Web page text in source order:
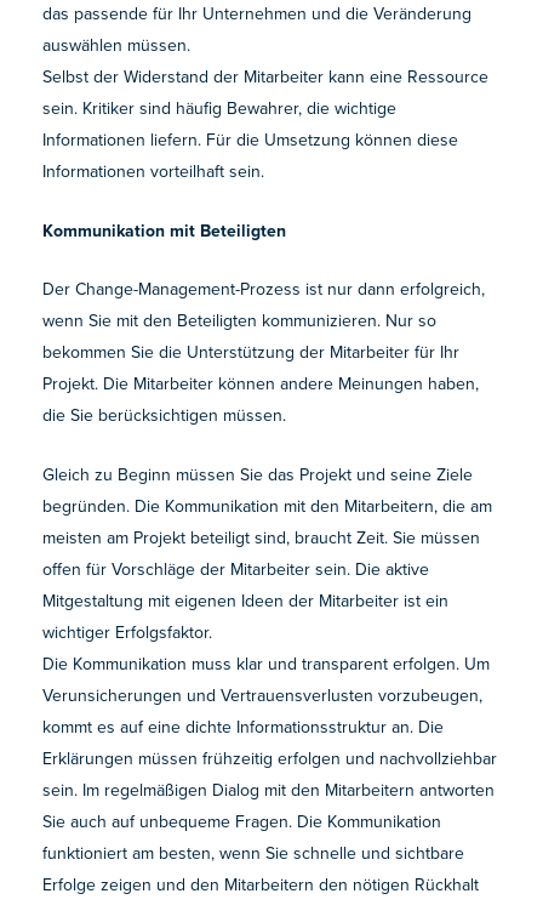
das passende für Ihr Unternehmen und die Veränderung
auswählen müssen.
Selbst der Widerstand der Mitarbeiter kann eine Ressource
sein. Kritiker sind häufig Bewahrer, die wichtige
Informationen liefern. Für die Umsetzung können diese
Informationen vorteilhaft sein.
Kommunikation mit Beteiligten
Der Change-Management-Prozess ist nur dann erfolgreich,
wenn Sie mit den Beteiligten kommunizieren. Nur so
bekommen Sie die Unterstützung der Mitarbeiter für Ihr
Projekt. Die Mitarbeiter können andere Meinungen haben,
die Sie berücksichtigen müssen.
Gleich zu Beginn müssen Sie das Projekt und seine Ziele
begründen. Die Kommunikation mit den Mitarbeitern, die am
meisten am Projekt beteiligt sind, braucht Zeit. Sie müssen
offen für Vorschläge der Mitarbeiter sein. Die aktive
Mitgestaltung mit eigenen Ideen der Mitarbeiter ist ein
wichtiger Erfolgsfaktor.
Die Kommunikation muss klar und transparent erfolgen. Um
Verunsicherungen und Vertrauensverlusten vorzubeugen,
kommt es auf eine dichte Informationsstruktur an. Die
Erklärungen müssen frühzeitig erfolgen und nachvollziehbar
sein. Im regelmäßigen Dialog mit den Mitarbeitern antworten
Sie auch auf unbequeme Fragen. Die Kommunikation
funktioniert am besten, wenn Sie schnelle und sichtbare
Erfolge zeigen und den Mitarbeitern den nötigen Rückhalt